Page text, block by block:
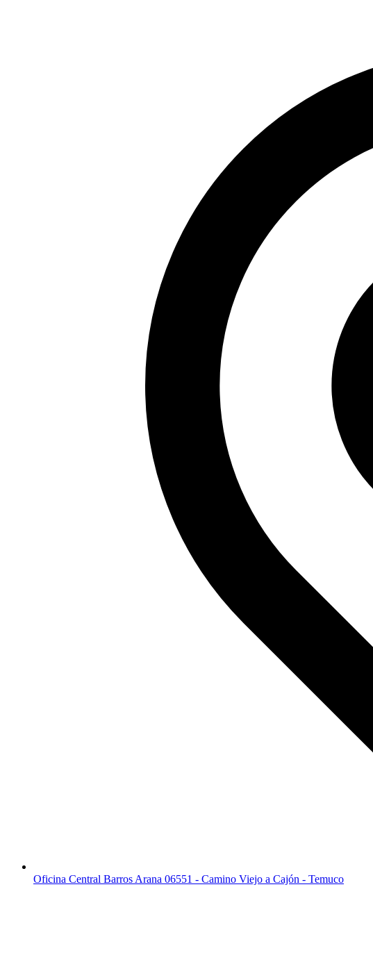
Oficina Central Barros Arana 06551 - Camino Viejo a Cajón - Temuco